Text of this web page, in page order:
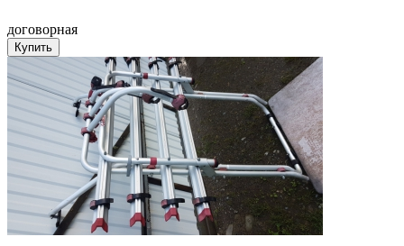
договорная